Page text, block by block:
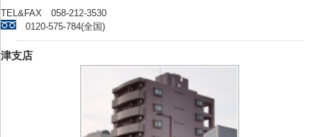
TEL&FAX 058-212-3530
0120-575-784(全国)
津支店